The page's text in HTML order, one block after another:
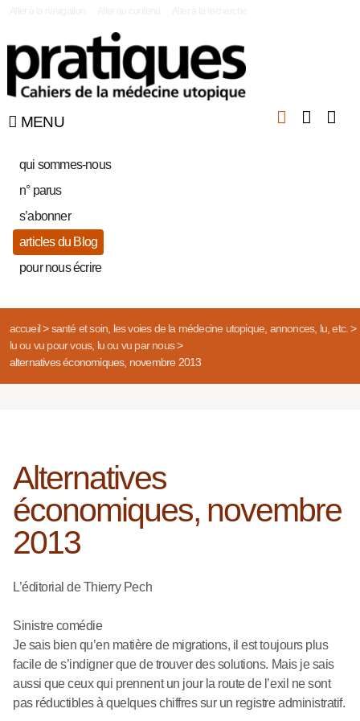
MENU
qui sommes-nous
n° parus
s’abonner
articles du Blog
pour nous écrire
accueil> santé et soin, les voies de la médecine utopique, annonces, lu, etc.>
lu ou vu pour vous, lu ou vu par nous>
alternatives économiques, novembre 2013
Alternatives
économiques, novembre
2013
L’éditorial de Thierry Pech
Sinistre comédie
Je sais bien qu’en matière de migrations, il est toujours plus
facile de s’indigner que de trouver des solutions. Mais je sais
aussi que ceux qui prennent un jour la route de l’exil ne sont
pas réductibles à quelques chiffres sur un registre administratif.